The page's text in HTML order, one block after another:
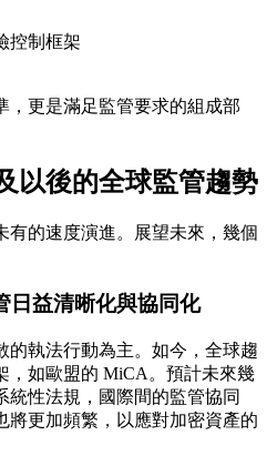
控制框架
，更是滿足監管要求的組成部
以後的全球監管趨勢
有的速度演進。展望未來，幾個
日益清晰化與協同化
的執法行動為主。如今，全球趨
，如歐盟的 MiCA。預計未來幾
性法規，國際間的監管協同
將更加頻繁，以應對加密資產的